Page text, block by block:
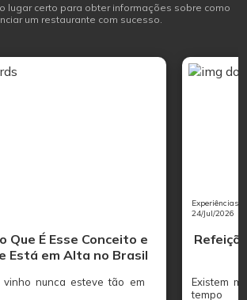
o lugar certo para obter informações sobre como
um restaurante com sucesso.
Que É Esse Conceito e
Está em Alta no Brasil
nunca esteve tão em
Experiências
24/Jul/2026
Existem
tempo